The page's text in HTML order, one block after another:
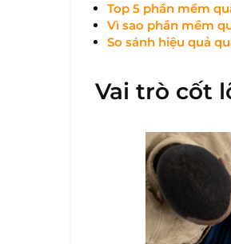
Top 5 phần mềm
Vì sao phần mềm
So sánh hiệu quả
Vai trò cốt